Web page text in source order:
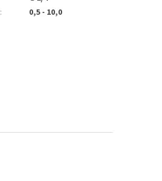
: 0,5 - 10,0